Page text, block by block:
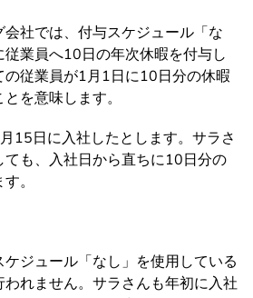
社では、付与スケジュール「な
従業員へ10日の年次休暇を付与し
の従業員が1月1日に10日分の休暇
を意味します。
15日に入社したとします。サラさ
ても、入社日から直ちに10日分の
。
ジュール「なし」を使用している
れません。サラさんも年初に入社